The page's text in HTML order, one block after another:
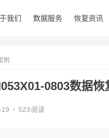
我们 数据服务 恢复资讯
例
0803数据恢
• 523 阅读